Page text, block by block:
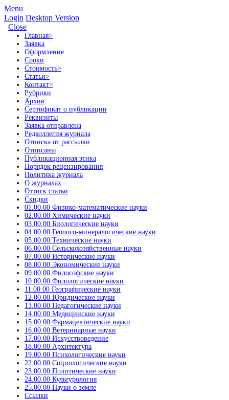
Menu
Login Desktop Version
Close
Главная>
Заявка
Оформление
Сроки
Стоимость>
Статьи>
Контакт>
Рубрики
Архив
Сертификат о публикации
Реквизиты
Заявка отправлена
Редколлегия журнала
Отписка от рассылки
Отписаны
Публикационная этика
Порядок рецензирования
Политика журнала
О журналах
Оттиск статьи
Скидки
01.00.00 Физико-математические науки
02.00.00 Химические науки
03.00.00 Биологические науки
04.00.00 Геолого-минералогические науки
05.00.00 Технические науки
06.00.00 Сельскохозяйственные науки
07.00.00 Исторические науки
08.00.00 Экономические науки
09.00.00 Философские науки
10.00.00 Филологические науки
11.00.00 Географические науки
12.00.00 Юридические науки
13.00.00 Педагогические науки
14.00.00 Медицинские науки
15.00.00 Фармацевтические науки
16.00.00 Ветеринарные науки
17.00.00 Искусствоведение
18.00.00 Архитектура
19.00.00 Психологические науки
22.00.00 Социологические науки
23.00.00 Политические науки
24.00.00 Культурология
25.00.00 Науки о земле
Ссылки